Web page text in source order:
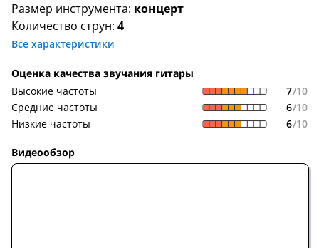
Размер инструмента: концерт
Количество струн: 4
Все характеристики
Оценка качества звучания гитары
Высокие частоты
7/10
Средние частоты
6/10
Низкие частоты
6/10
Видеообзор